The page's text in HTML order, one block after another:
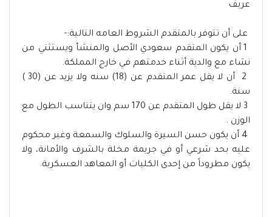
عريف
على أن تتوفر بالمتقدم الشروط العامه التالية:-
1 أن يكون المتقدم سعودي الأصل والمنشأ ويستثني من
نشاء مع والدية أثناء خدمتهم في خارج المملكة.
2 أن لا يقل عمر المتقدم عن (18) سنه ولا يزيد عن (30 )
سنة.
3 لا يقل طول المتقدم عن 170 سم وان يتناسب الطول مع
الوزن .
4 أن يكون حسن السيرة والسلوك والسمعة وغير محكوم
عليه بحد شرعي أو في جريمة مخلة بالشرف والأمانة، ولا
يكون مطروداً من إحدى الكليات أو المعاهد العسكرية.